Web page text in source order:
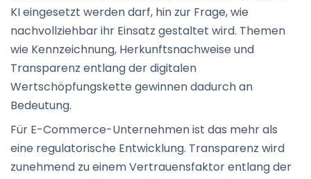
KI eingesetzt werden darf, hin zur Frage, wie
nachvollziehbar ihr Einsatz gestaltet wird. Themen
wie Kennzeichnung, Herkunftsnachweise und
Transparenz entlang der digitalen
Wertschöpfungskette gewinnen dadurch an
Bedeutung.
Für E-Commerce-Unternehmen ist das mehr als
eine regulatorische Entwicklung. Transparenz wird
zunehmend zu einem Vertrauensfaktor entlang der